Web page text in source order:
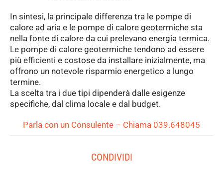
In sintesi, la principale differenza tra le pompe di
calore ad aria e le pompe di calore geotermiche sta
nella fonte di calore da cui prelevano energia termica.
Le pompe di calore geotermiche tendono ad essere
più efficienti e costose da installare inizialmente, ma
offrono un notevole risparmio energetico a lungo
termine.
La scelta tra i due tipi dipenderà dalle esigenze
specifiche, dal clima locale e dal budget.
Parla con un Consulente – Chiama 039.648045
CONDIVIDI